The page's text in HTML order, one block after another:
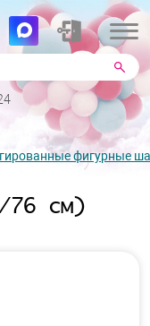
фигурные
76 см)